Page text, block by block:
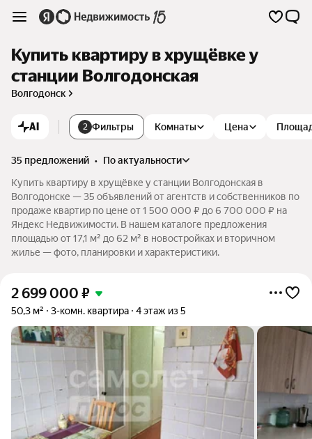
Купить квартиру в хрущёвке у
станции Волгодонская
Волгодонск
AI 2 Фильтры Комнаты Цена
35 предложений •
по актуальности
Купить квартиру в хрущёвке у станции Волгодонская в
Волгодонске — 35 объявлений от агентств и собственников по
продаже квартир по цене от 1 500 000 ₽ до 6 700 000 ₽ на
Яндекс Недвижимости. В нашем каталоге предложения
площадью от 17,1 м² до 62 м² в новостройках и вторичном
жилье — фото, планировки и характеристики.
2 699 000 ₽
50,3 м² 3-комн. квартира 4 этаж из 5